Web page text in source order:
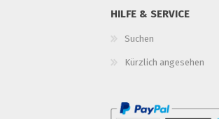
HILFE & SERVICE
Suchen
Kürzlich angesehen